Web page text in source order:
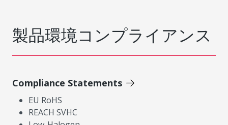
製品環境コンプライアンス
Compliance Statements
EU RoHS
REACH SVHC